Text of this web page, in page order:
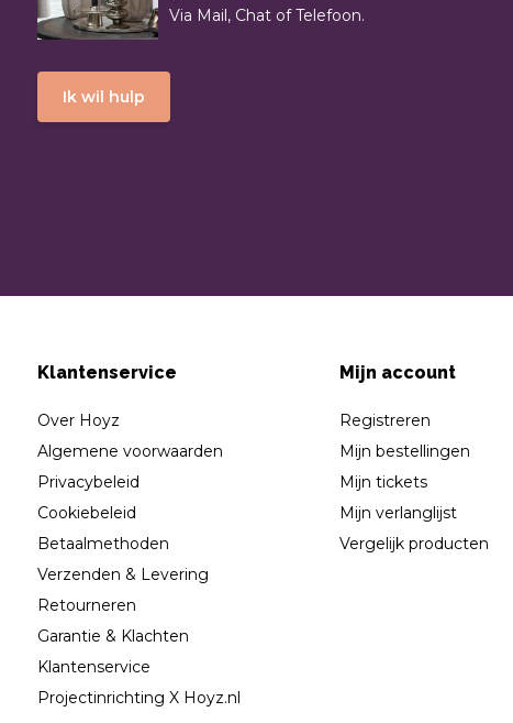
Via Mail, Chat of Telefoon.
Ik wil hulp
Klantenservice
Over Hoyz
Algemene voorwaarden
Privacybeleid
Cookiebeleid
Betaalmethoden
Verzenden & Levering
Retourneren
Garantie & Klachten
Klantenservice
Projectinrichting X Hoyz.nl
Mijn account
Registreren
Mijn bestellingen
Mijn tickets
Mijn verlanglijst
Vergelijk producten